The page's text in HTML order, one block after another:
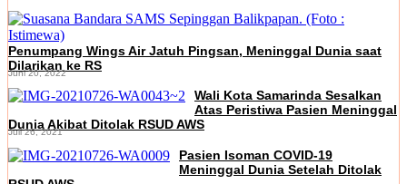
Penumpang Wings Air Jatuh Pingsan, Meninggal Dunia saat
Dilarikan ke RS
Juni 20, 2022
Wali Kota Samarinda Sesalkan
Atas Peristiwa Pasien Meninggal
Dunia Akibat Ditolak RSUD AWS
Juli 26, 2021
Pasien Isoman COVID-19
Meninggal Dunia Setelah Ditolak